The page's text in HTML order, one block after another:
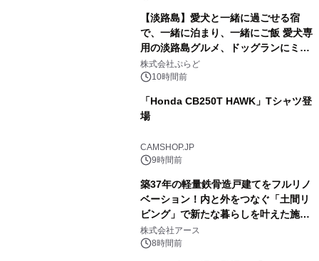
【淡路島】愛犬と一緒に過ごせる宿
で、一緒に泊まり、一緒にご飯 愛犬専
用の淡路島グルメ、ドッグランにミニ
プール グランピングとトレーラーハウ
スの2施設で
株式会社ぷらど
10時間前
「Honda CB250T HAWK」Tシャツ登
場
CAMSHOP.JP
9時間前
築37年の軽量鉄骨造戸建てをフルリノ
ベーション！内と外をつなぐ「土間リ
ビング」で新たな暮らしを叶えた施工
事例を株式会社アースが公開
株式会社アース
8時間前